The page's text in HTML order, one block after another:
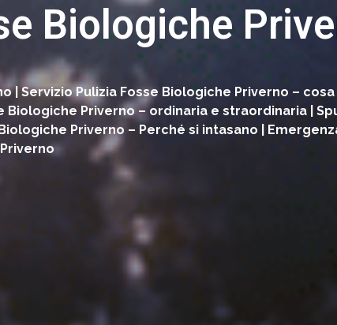
Biologiche
| Servizio Pulizia Fosse Biologiche Priverno –
Biologiche Priverno – ordinaria e straordinaria |
Priverno – Perché si intasano |